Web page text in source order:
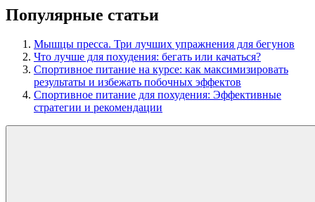
Популярные статьи
Мышцы пресса. Три лучших упражнения для бегунов
Что лучше для похудения: бегать или качаться?
Спортивное питание на курсе: как максимизировать
результаты и избежать побочных эффектов
Спортивное питание для похудения: Эффективные
стратегии и рекомендации